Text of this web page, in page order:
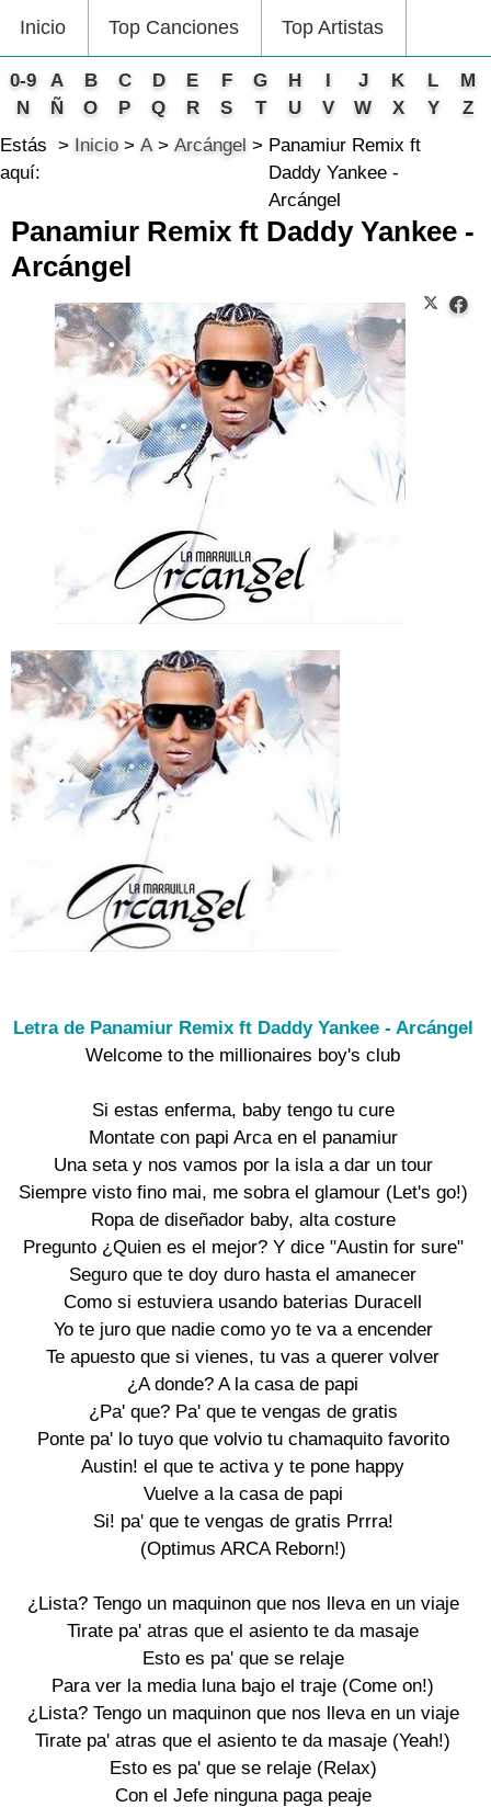
Inicio Top Canciones Top Artistas
0-9 A B C D E F G H I J K L
M
N
Ñ O P Q R S T U V W X Y
Z
Estás
aquí:
Inicio A Arcángel
Panamiur Remix ft
Daddy Yankee -
Arcángel
Panamiur Remix ft Daddy Yankee -
Arcángel
Letra de Panamiur Remix ft Daddy Yankee - Arcángel
Welcome to the millionaires boy's club
Si estas enferma, baby tengo tu cure
Montate con papi Arca en el panamiur
Una seta y nos vamos por la isla a dar un tour
Siempre visto fino mai, me sobra el glamour (Let's go!)
Ropa de diseñador baby, alta costure
Pregunto ¿Quien es el mejor? Y dice "Austin for sure"
Seguro que te doy duro hasta el amanecer
Como si estuviera usando baterias Duracell
Yo te juro que nadie como yo te va a encender
Te apuesto que si vienes, tu vas a querer volver
¿A donde? A la casa de papi
¿Pa' que? Pa' que te vengas de gratis
Ponte pa' lo tuyo que volvio tu chamaquito favorito
Austin! el que te activa y te pone happy
Vuelve a la casa de papi
Si! pa' que te vengas de gratis Prrra!
(Optimus ARCA Reborn!)
¿Lista? Tengo un maquinon que nos lleva en un viaje
Tirate pa' atras que el asiento te da masaje
Esto es pa' que se relaje
Para ver la media luna bajo el traje (Come on!)
¿Lista? Tengo un maquinon que nos lleva en un viaje
Tirate pa' atras que el asiento te da masaje (Yeah!)
Esto es pa' que se relaje (Relax)
Con el Jefe ninguna paga peaje